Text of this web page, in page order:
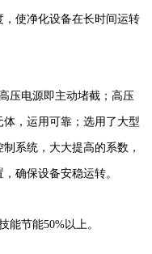
使净化设备在长时间运转
压电源即主动堵截；高压
，运用可靠；选用了大型
系统，大大提高的系数，
确保设备安稳运转。
能节能50%以上。